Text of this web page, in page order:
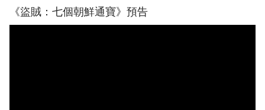
《盜賊：七個朝鮮通寶》預告